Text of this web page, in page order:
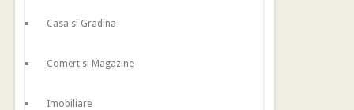
Casa si Gradina
Comert si Magazine
Imobiliare